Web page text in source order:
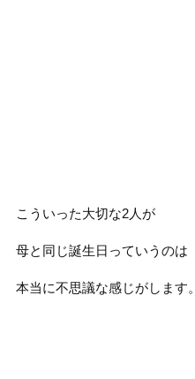
こういった大切な2人が
母と同じ誕生日っていうのは
本当に不思議な感じがします。